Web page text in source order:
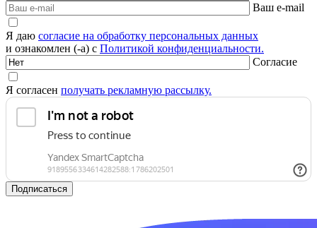
Ваш e-mail
Я даю согласие на обработку персональных данных
и ознакомлен (-а) с Политикой конфиденциальности.
Согласие
Я согласен получать рекламную рассылку.